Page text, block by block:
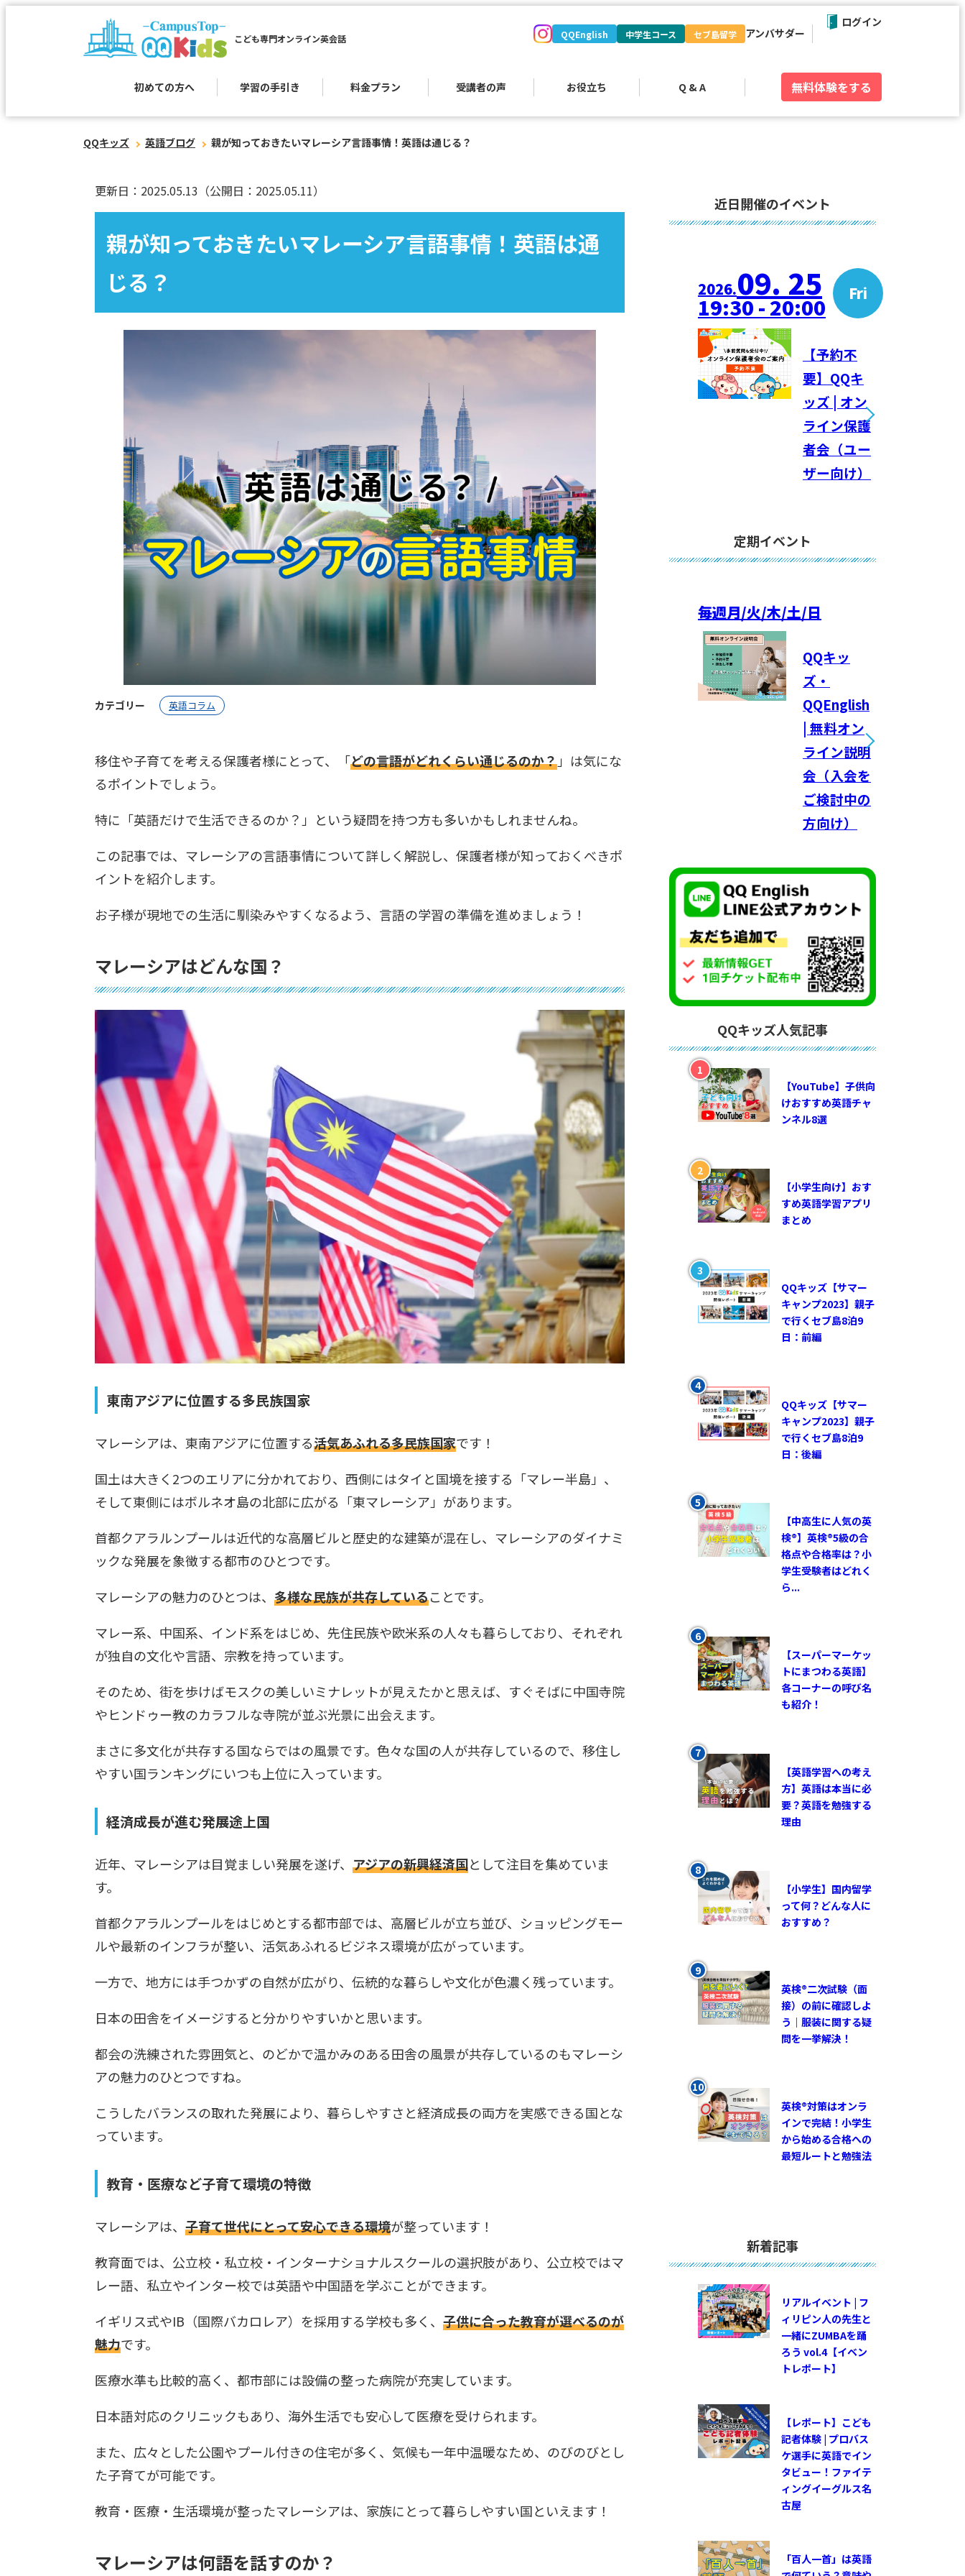
こども専門オンライン英会話
初めての方へ 学習の手引き 料金プラン 受講者の声 お役立ち Q & A
QQEnglish 中学生コース セブ島留学 アンバサダー
無料体験をする
ログイン
QQキッズ 英語ブログ 親が知っておきたいマレーシア言語事情！英語は通じる？
更新日：2025.05.13 （公開日：2025.05.11）
親が知っておきたいマレーシア言語事情！英語は通
じる？
カテゴリー 英語コラム
移住や子育てを考える保護者様にとって、「どの言語がどれくらい通じるのか？」は気にな
るポイントでしょう。
特に「英語だけで生活できるのか？」という疑問を持つ方も多いかもしれませんね。
この記事では、マレーシアの言語事情について詳しく解説し、保護者様が知っておくべきポ
イントを紹介します。
お子様が現地での生活に馴染みやすくなるよう、言語の学習の準備を進めましょう！
マレーシアはどんな国？
東南アジアに位置する多民族国家
マレーシアは、東南アジアに位置する活気あふれる多民族国家です！
国土は大きく2つのエリアに分かれており、西側にはタイと国境を接する「マレー半島」、
そして東側にはボルネオ島の北部に広がる「東マレーシア」があります。
首都クアラルンプールは近代的な高層ビルと歴史的な建築が混在し、マレーシアのダイナミ
ックな発展を象徴する都市のひとつです。
マレーシアの魅力のひとつは、 多様な民族が共存していることです。
マレー系、中国系、インド系をはじめ、先住民族や欧米系の人々も暮らしており、それぞれ
が独自の文化や言語、宗教を持っています。
そのため、街を歩けばモスクの美しいミナレットが見えたかと思えば、すぐそばに中国寺院
やヒンドゥー教のカラフルな寺院が並ぶ光景に出会えます。
まさに多文化が共存する国ならではの風景です。色々な国の人が共存しているので、移住し
やすい国ランキングにいつも上位に入っています。
経済成長が進む発展途上国
近年、マレーシアは目覚ましい発展を遂げ、 アジアの新興経済国として注目を集めていま
す。
首都クアラルンプールをはじめとする都市部では、高層ビルが立ち並び、ショッピングモー
ルや最新のインフラが整い、活気あふれるビジネス環境が広がっています。
一方で、地方には手つかずの自然が広がり、伝統的な暮らしや文化が色濃く残っています。
日本の田舎をイメージすると分かりやすいかと思います。
都会の洗練された雰囲気と、のどかで温かみのある田舎の風景が共存しているのもマレーシ
アの魅力のひとつですね。
こうしたバランスの取れた発展により、暮らしやすさと経済成長の両方を実感できる国とな
っています。
教育・医療など子育て環境の特徴
マレーシアは、 子育て世代にとって安心できる環境が整っています！
教育面では、公立校・私立校・インターナショナルスクールの選択肢があり、公立校ではマ
レー語、私立やインター校では英語や中国語を学ぶことができます。
イギリス式やIB（国際バカロレア）を採用する学校も多く、 子供に合った教育が選べるのが
魅力です。
医療水準も比較的高く、都市部には設備の整った病院が充実しています。
日本語対応のクリニックもあり、海外生活でも安心して医療を受けられます。
また、広々とした公園やプール付きの住宅が多く、気候も一年中温暖なため、のびのびとし
た子育てが可能です。
教育・医療・生活環境が整ったマレーシアは、家族にとって暮らしやすい国といえます！
マレーシアは何語を話すのか？
近日開催のイベント
2026.09. 25 Fri
19:30 - 20:00
【予約不
要】QQキ
ッズ | オン
ライン保護
者会（ユー
ザー向け）
定期イベント
毎週月/火/木/土/日
QQキッ
ズ・
QQEnglish
| 無料オン
ライン説明
会（入会を
ご検討中の
方向け）
QQキッズ人気記事
【YouTube】子供向
けおすすめ英語チャ
ンネル8選
【小学生向け】おす
すめ英語学習アプリ
まとめ
QQキッズ【サマー
キャンプ2023】親子
で行くセブ島8泊9
日：前編
QQキッズ【サマー
キャンプ2023】親子
で行くセブ島8泊9
日：後編
【中高生に人気の英
検®︎】英検®︎5級の合
格点や合格率は？小
学生受験者はどれく
ら...
【スーパーマーケッ
トにまつわる英語】
各コーナーの呼び名
も紹介！
【英語学習への考え
方】英語は本当に必
要？英語を勉強する
理由
【小学生】国内留学
って何？どんな人に
おすすめ？
英検®︎二次試験（面
接）の前に確認しよ
う｜服装に関する疑
問を一挙解決！
英検®対策はオンラ
インで完結！小学生
から始める合格への
最短ルートと勉強法
新着記事
リアルイベント | フ
ィリピン人の先生と
一緒にZUMBAを踊
ろう vol.4【イベン
トレポート】
【レポート】こども
記者体験 | プロバス
ケ選手に英語でイン
タビュー！ファイテ
ィングイーグルス名
古屋
「百人一首」は英語